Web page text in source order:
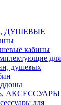
ДУШЕВЫЕ
кабины
для
душевых
АКСЕССУАРЫ
для